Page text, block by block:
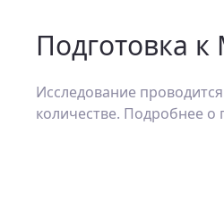
Подготовка
Исследование
количестве. Подробнее о